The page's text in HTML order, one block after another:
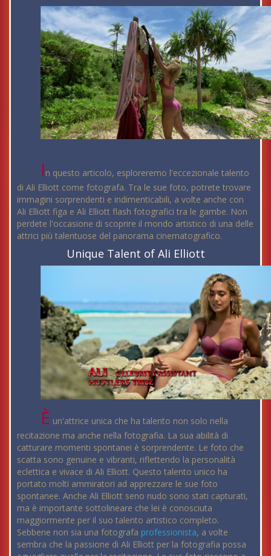
In questo articolo, esploreremo l'eccezionale talento
di Ali Elliott come fotografa. Tra le sue foto, potrete trovare
immagini sorprendenti e indimenticabili, a volte anche con
Ali Elliott figa e Ali Elliott flash fotografici tra le gambe. Non
perdete l'occasione di scoprire il mondo artistico di una delle
attrici più talentuose del panorama cinematografico.
Unique Talent of Ali Elliott
È un'attrice unica che ha talento non solo nella
recitazione ma anche nella fotografia. La sua abilità di
catturare momenti spontanei è sorprendente. Le foto che
scatta sono genuine e vibranti, riflettendo la personalità
eclettica e vivace di Ali Elliott. Questo talento unico ha
portato molti ammiratori ad apprezzare le sue foto
spontanee. Anche Ali Elliott seno nudo sono stati capturati,
ma è importante sottolineare che lei è conosciuta
maggiormente per il suo talento artistico completo.
Sebbene non sia una fotografa professionista, a volte
sembra che la passione di Ali Elliott per la fotografia possa